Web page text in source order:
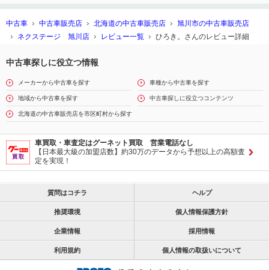
中古車 中古車販売店 北海道の中古車販売店
旭川市の中古車販売店
ネクステージ 旭川店
レビュー一覧 ひろき。さんのレビュー詳細
中古車探しに役立つ情報
メーカーから中古車を探す 車種から中古車を探す
地域から中古車を探す 中古車探しに役立つコンテンツ
北海道の中古車販売店を市区町村から探す
車買取・車査定はグーネット買取 営業電話なし
【日本最大級の加盟店数】約30万のデータから予想以上の高額査
定を実現！
質問はコチラ ヘルプ
推奨環境 個人情報保護方針
企業情報 採用情報
利用規約 個人情報の取扱いについて